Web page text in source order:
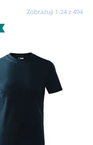
Zobrazuji 1-24 z 494